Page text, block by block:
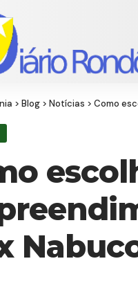
> Blog > Notícias > Como